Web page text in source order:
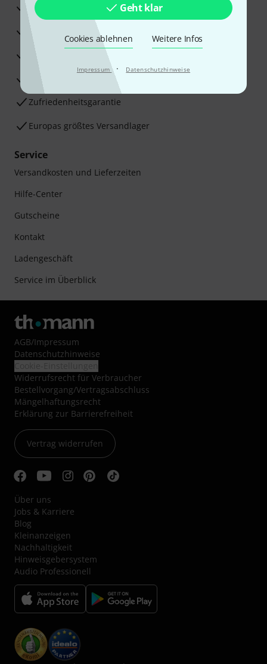
Geht klar
Cookies ablehnen Weitere Infos
Impressum · Datenschutzhinweise
3 Jahre Thomann Garantie
30 Tage Money-Back-Garantie
Beratung durch Fachexperten
Zufriedenheitsgarantie
Europas größtes Versandlager
Service
Versandkosten und Lieferzeiten
Hilfe-Center
Gutscheine
Kontakt
Ladengeschäft
Service im Überblick
AGB/Impressum
Datenschutzhinweise
Widerrufsrecht für Verbraucher
Bestellvorgang/Vertragsabschluss
Mängelhaftungsrecht
Erklärung zur Barrierefreiheit
Vertrag widerrufen
Über uns
Jobs & Karriere
Blog
Kleinanzeigen
Nachhaltigkeit
Hinweisgebersystem
Audio Professionell